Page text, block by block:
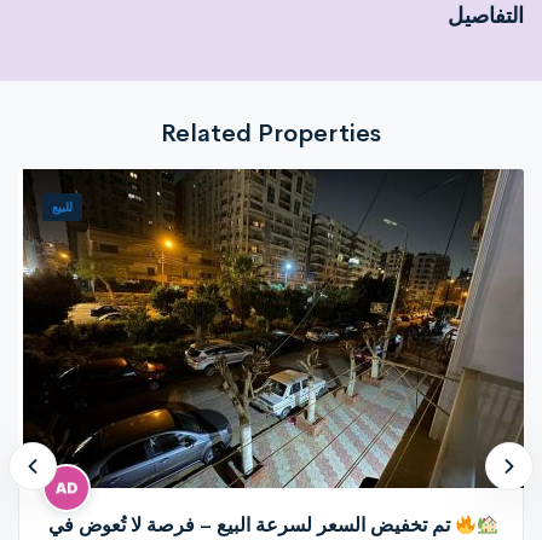
التفاصيل
Related Properties
للبيع
تم تخفيض السعر لسرعة البيع – فرصة لا تُعوض في